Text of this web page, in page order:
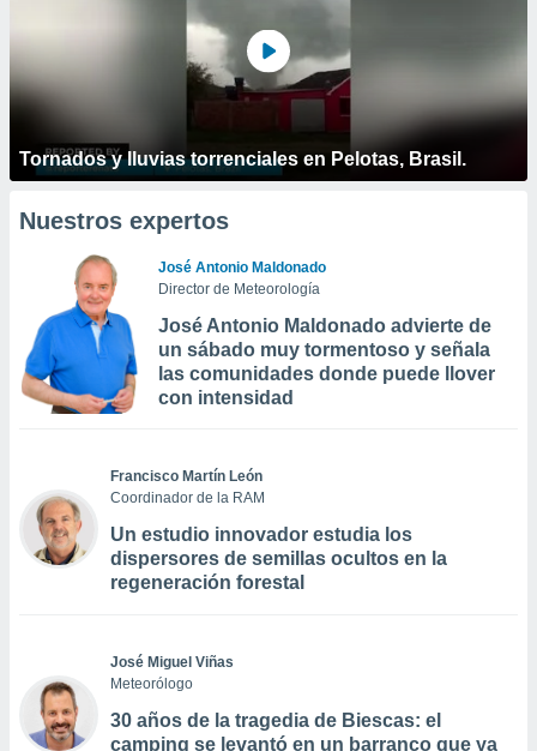
Tornados y lluvias torrenciales en Pelotas, Brasil.
Nuestros expertos
José Antonio Maldonado
Director de Meteorología
José Antonio Maldonado advierte de
un sábado muy tormentoso y señala
las comunidades donde puede llover
con intensidad
Francisco Martín León
Coordinador de la RAM
Un estudio innovador estudia los
dispersores de semillas ocultos en la
regeneración forestal
José Miguel Viñas
Meteorólogo
30 años de la tragedia de Biescas: el
camping se levantó en un barranco que ya